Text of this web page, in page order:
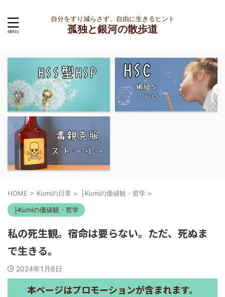
自分をすり減らさず、自由に生きるヒント
孤独と銀河の散歩道
HOME > Kumiの日常 > ├Kumiの価値観・哲学 >
├Kumiの価値観・哲学
私の死生観。宿命は要らない。ただ、死ぬま
で生きる。
2024年1月6日
本ページはプロモーションが含まれます。